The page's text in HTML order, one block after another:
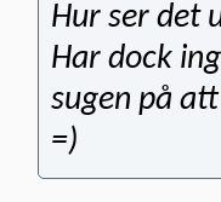
Hur ser det
Har dock
sugen på
=)